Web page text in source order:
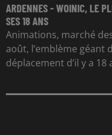
ARDENNES - WOINIC, LE
SES 18 ANS
Animations, marché
août, l’emblème géant
déplacement d’il y a 18